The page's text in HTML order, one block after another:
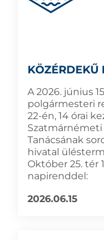
KÖZÉRDEKŰ
A 2026. június
polgármesteri
22-én, 14 órai
Szatmárnémeti
Tanácsának
hivatal
Október 25. tér
napirenddel:
2026.06.15